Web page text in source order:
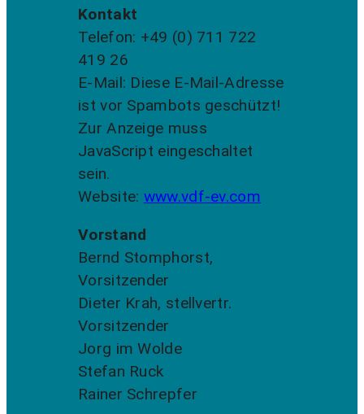
Kontakt
Telefon: +49 (0) 711 722
419 26
E-Mail: Diese E-Mail-Adresse
ist vor Spambots geschützt!
Zur Anzeige muss
JavaScript eingeschaltet
sein.
Website: www.vdf-ev.com
Vorstand
Bernd Stomphorst,
Vorsitzender
Dieter Krah, stellvertr.
Vorsitzender
Jorg im Wolde
Stefan Ruck
Rainer Schrepfer